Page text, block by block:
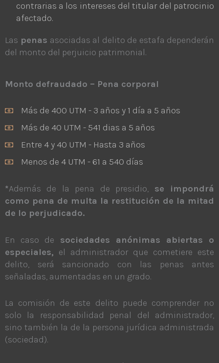
contrarias a los intereses del titular del patrocinio
afectado.
Las penas asociadas al delito de estafa dependerán
del monto del perjuicio patrimonial.
Monto defraudado – Pena corporal
Más de 400 UTM - 3 años y 1 día a 5 años
Más de 40 UTM - 541 dias a 5 años
Entre 4 y 40 UTM - Hasta 3 años
Menos de 4 UTM - 61 a 540 días
*Además de la pena de presidio, se impondrá
como pena de multa la restitución de la mitad
de lo perjudicado.
En caso de sociedades anónimas abiertas o
especiales, el administrador que cometiere este
delito, será sancionado con las penas antes
señaladas, aumentadas en un grado.
La comisión de este delito puede comprender no
solo la responsabilidad penal del administrador,
sino también la de la persona jurídica administrada
(sociedad).